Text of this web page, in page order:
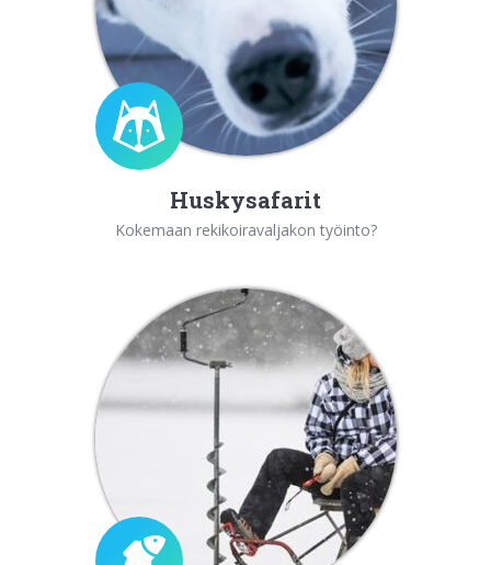
Huskysafarit
Kokemaan rekikoiravaljakon työinto?